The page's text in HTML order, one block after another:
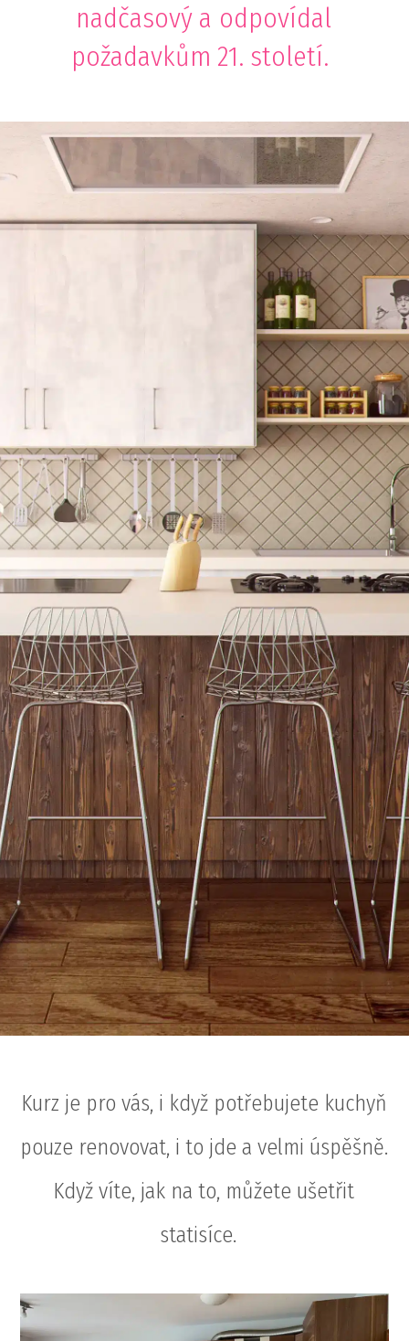
nadčasový a odpovídal
požadavkům 21. století.
Kurz je pro vás, i když potřebujete kuchyň
pouze renovovat, i to jde a velmi úspěšně.
Když víte, jak na to, můžete ušetřit
statisíce.